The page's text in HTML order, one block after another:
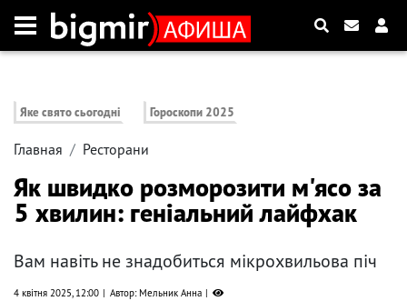
Яке свято сьогодні Гороскопи 2025
Главная Ресторани
Як швидко розморозити м'ясо за
5 хвилин: геніальний лайфхак
Вам навіть не знадобиться мікрохвильова піч
4 квітня 2025, 12:00 Автор: Мельник Анна